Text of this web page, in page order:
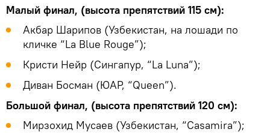
Малый финал, (высота препятствий 115 см):
Акбар Шарипов (Узбекистан, на лошади по
кличке “La Blue Rouge”);
Кристи Нейр (Сингапур, “La Luna”);
Диван Босман (ЮАР, “Queen”).
Большой финал, (высота препятствий 120 см):
Мирзохид Мусаев (Узбекистан, “Casamira”);